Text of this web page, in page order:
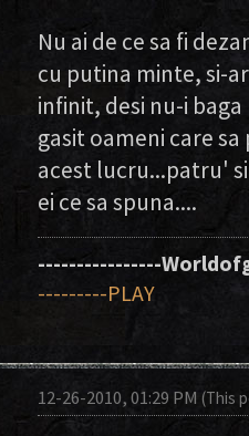
Nu ai de ce sa fi
cu putina minte, si-
infinit, desi nu-i
gasit oameni care
acest lucru...patru'
ei ce sa spuna....
----------------
---------PLAY
12-26-2010, 01:29 PM (This